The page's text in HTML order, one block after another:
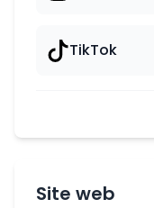
TikTok
Site web